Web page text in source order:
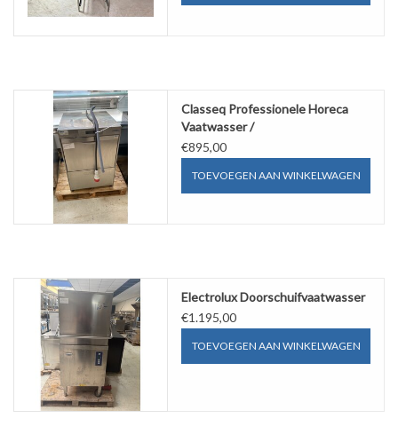
Classeq Professionele Horeca
Vaatwasser /
Glazenspoelmachine
€895,00
TOEVOEGEN AAN WINKELWAGEN
Electrolux Doorschuifvaatwasser
€1.195,00
TOEVOEGEN AAN WINKELWAGEN